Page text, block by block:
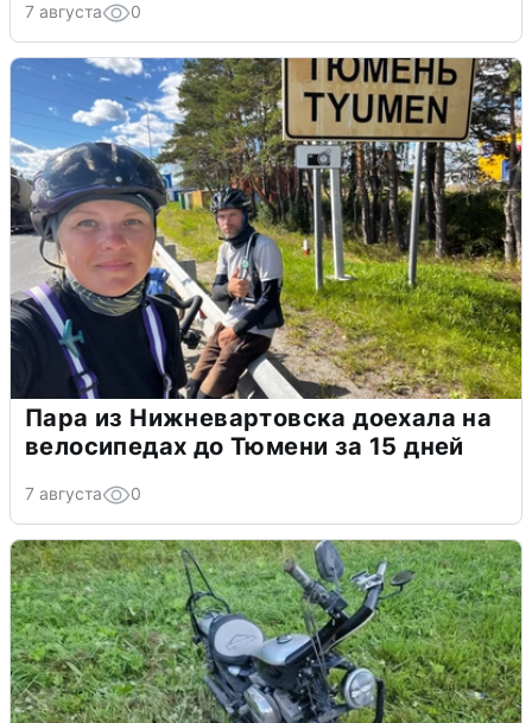
7 августа 0
Пара из Нижневартовска доехала на
велосипедах до Тюмени за 15 дней
7 августа 0